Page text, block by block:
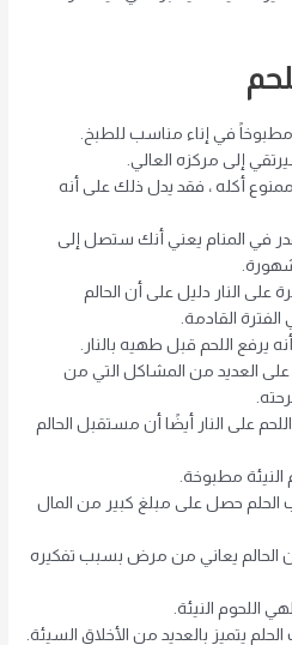
في إناء مناسب للطبخ.
إلى مركزه العالي.
ممنوع أكله ، فقد يدل ذلك على أنه
في المنام يعني أنك ستصل إلى
على النار دليل على أن الحالم
القادمة.
يرفع اللحم قبل طهيه بالنار.
على العديد من المشاكل التي من
على النار أيضًا أن مستقبل الحالم
مطبوخة.
الحلم حصل على مبلغ كبير من المال
الحالم يعاني من مرض بسبب تفكيره
اللحوم النيئة.
يتميز بالعديد من الأخلاق السيئة.